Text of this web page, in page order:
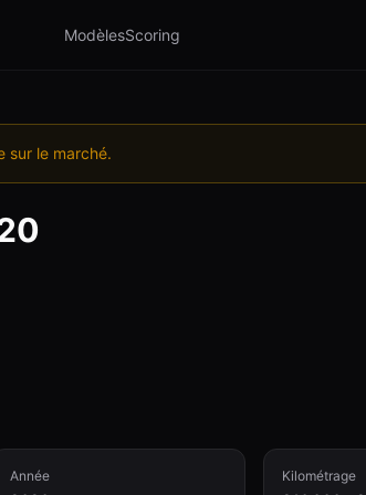
ModèlesScoring
sur le marché.
Année Kilométrage